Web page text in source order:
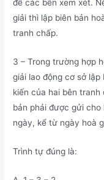
để các bên xem xét.
giải thì lập biên bản
tranh chấp.
3 – Trong trường hợp
giải lao động cơ sở lập
kiến của hai bên tranh
bản phải được gửi
ngày, kể từ ngày hoà
Trình tự đúng là: